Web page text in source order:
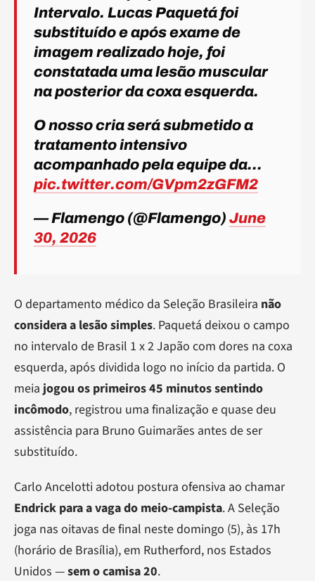
Intervalo. Lucas Paquetá foi
substituído e após exame de
imagem realizado hoje, foi
constatada uma lesão muscular
na posterior da coxa esquerda.
O nosso cria será submetido a
tratamento intensivo
acompanhado pela equipe da…
pic.twitter.com/GVpm2zGFM2
— Flamengo (@Flamengo) June
30, 2026
O departamento médico da Seleção Brasileira não
considera a lesão simples. Paquetá deixou o campo
no intervalo de Brasil 1 x 2 Japão com dores na coxa
esquerda, após dividida logo no início da partida. O
meiajogou os primeiros 45 minutos sentindo
incômodo, registrou uma finalização e quase deu
assistência para Bruno Guimarães antes de ser
substituído.
Carlo Ancelotti adotou postura ofensiva ao chamar
Endrick para a vaga do meio-campista. A Seleção
joga nas oitavas de final neste domingo (5), às 17h
(horário de Brasília), em Rutherford, nos Estados
Unidos —sem o camisa 20.